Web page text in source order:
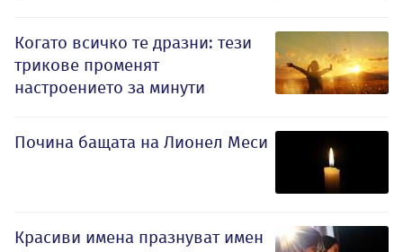
Когато всичко те дразни: тези
трикове променят
настроението за минути
Почина бащата на Лионел Меси
Красиви имена празнуват имен